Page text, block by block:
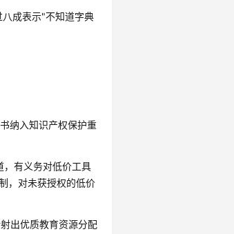
成表示"不知道字典
纳入知识产权保护重
，有义务对低价工具
，对未获授权的低价
出优质教育资源分配